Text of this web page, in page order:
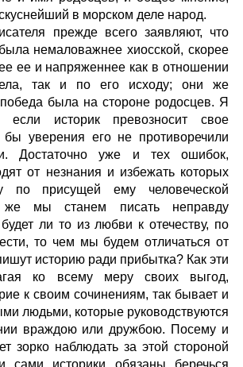
в морском деле народ.
прежде всего заявляют, что
немаловажнее хиосской, скорее
ее и напряженнее как в отношении
так и по его исходу; они же
была на стороне родосцев. Я
если историк превозносит свое
бы уверения его не противоречили
Достаточно уже и тех ошибок,
от незнания и избежать которых
по присущей ему человеческой
мы станем писать неправду
ли то из любви к отечеству, по
то чем мы будем отличаться от
историю ради прибытка? Как эти
ко всему меру своих выгод,
к своим сочинениям, так бывает и
людьми, которые руководствуются
враждою или дружбою. Посему и
зорко наблюдать за этой стороной
сами историки обязаны беречься